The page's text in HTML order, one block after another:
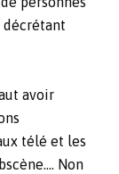
décrétant
avoir
télé et les
Non